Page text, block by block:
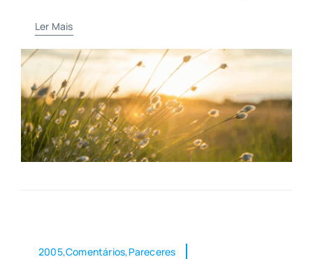
Ler Mais
2005,Comentários,Pareceres